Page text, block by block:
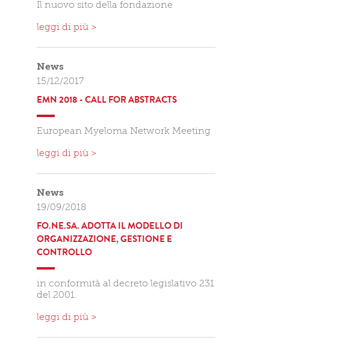
Il nuovo sito della fondazione
leggi di più >
News
15/12/2017
EMN 2018 - CALL FOR ABSTRACTS
European Myeloma Network Meeting
leggi di più >
News
19/09/2018
FO.NE.SA. ADOTTA IL MODELLO DI
ORGANIZZAZIONE, GESTIONE E
CONTROLLO
in conformità al decreto legislativo 231
del 2001.
leggi di più >